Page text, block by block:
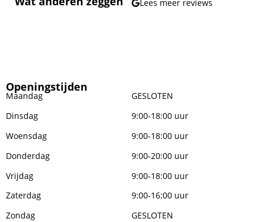
Lees meer reviews
Openingstijden
Maandag
GESLOTEN
Dinsdag
9:00-18:00 uur
Woensdag
9:00-18:00 uur
Donderdag
9:00-20:00 uur
Vrijdag
9:00-18:00 uur
Zaterdag
9:00-16:00 uur
Zondag
GESLOTEN